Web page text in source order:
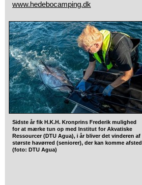
www.hedebocamping.dk
Sidste år fik H.K.H. Kronprins Frederik mulighed
for at mærke tun op med Institut for Akvatiske
Ressourcer (DTU Agua), i år bliver det vinderen af
største havørred (seniorer), der kan komme afsted
(foto: DTU Agua)